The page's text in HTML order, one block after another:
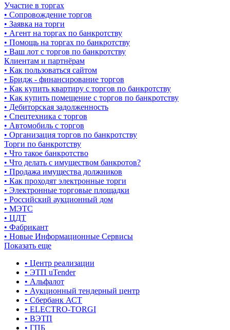
Участие в торгах
• Сопровождение торгов
• Заявка на торги
• Агент на торгах по банкротству
• Помощь на торгах по банкротству
• Ваш лот с торгов по банкротству
Клиентам и партнёрам
• Как пользоваться сайтом
• Бридж - финансирование торгов
• Как купить квартиру с торгов по банкротству
• Как купить помещение с торгов по банкротству
• Дебиторская задолженность
• Спецтехника с торгов
• Автомобиль с торгов
• Организация торгов по банкротству
Торги по банкротству
• Что такое банкротство
• Что делать с имуществом банкротов?
• Продажа имущества должников
• Как проходят электронные торги
• Электронные торговые площадки
• Российский аукционный дом
• МЭТС
• ЦДТ
• Фабрикант
• Новые Информационные Сервисы
Показать еще
• Центр реализации
• ЭТП uTender
• Альфалот
• Аукционный тендерный центр
• Сбербанк АСТ
• ELECTRO-TORGI
• ВЭТП
• ГПБ